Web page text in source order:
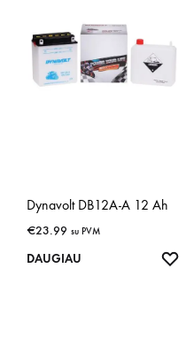
Dynavolt DB12A-A 12 Ah
€23.99 su PVM
DAUGIAU